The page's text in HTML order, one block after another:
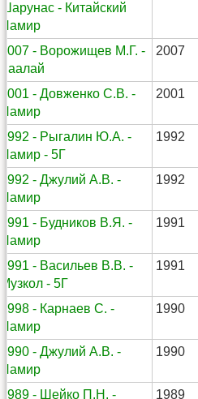
Шарунас - Китайский
Памир
2007 - Ворожищев М.Г. -
Заалай
2007
2001 - Довженко С.В. -
Памир
2001
1992 - Рыгалин Ю.А. -
Памир - 5Г
1992
1992 - Джулий А.В. -
Памир
1992
1991 - Будников В.Я. -
Памир
1991
1991 - Васильев В.В. -
Музкол - 5Г
1991
1998 - Карнаев С. -
Памир
1990
1990 - Джулий А.В. -
Памир
1990
1989 - Шейко П.Н. - 1989